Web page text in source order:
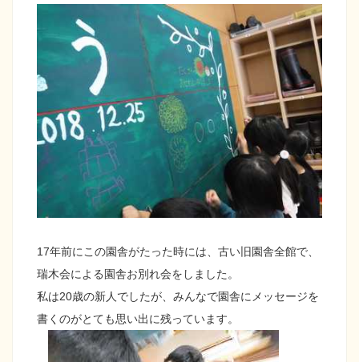
17年前にこの園舎がたった時には、古い旧園舎全館で、
瑞木会による園舎お別れ会をしました。
私は20歳の新人でしたが、みんなで園舎にメッセージを
書くのがとても思い出に残っています。